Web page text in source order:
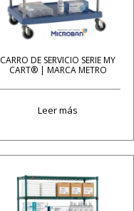
CARRO DE SERVICIO SERIE MY
CART® | MARCA METRO
Leer más